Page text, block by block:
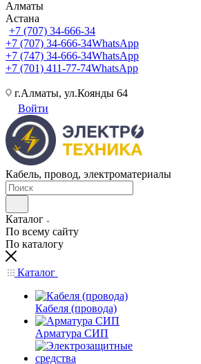
Алматы
Астана
+7 (707) 34-666-34
+7 (707) 34-666-34WhatsApp
+7 (747) 34-666-34WhatsApp
+7 (701) 411-77-74WhatsApp
г.Алматы, ул.Коянды 64
Войти
Кабель, провод, электроматериалы
Каталог
По всему сайту
По каталогу
Каталог
Кабеля (провода)
Арматура СИП